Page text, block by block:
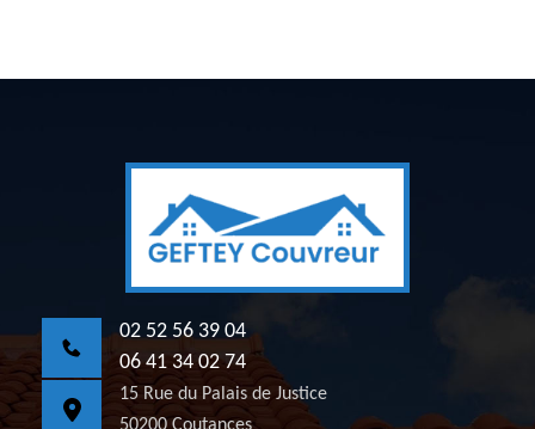
02 52 56 39 04
06 41 34 02 74
15 Rue du Palais de Justice